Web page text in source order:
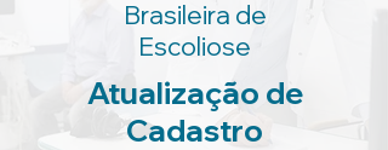
Brasileira de
Escoliose
Atualização de
Cadastro